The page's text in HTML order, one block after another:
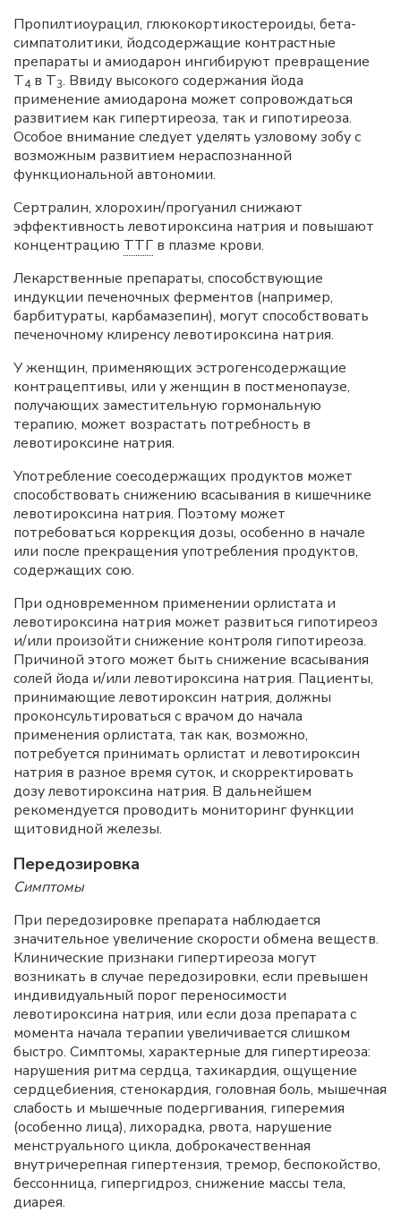
Пропилтиоурацил, глюкокортикостероиды, бета-
симпатолитики, йодсодержащие контрастные
препараты и амиодарон ингибируют превращение
Т4в Т3. Ввиду высокого содержания йода
применение амиодарона может сопровождаться
развитием как гипертиреоза, так и гипотиреоза.
Особое внимание следует уделять узловому зобу с
возможным развитием нераспознанной
функциональной автономии.
Сертралин, хлорохин/прогуанил снижают
эффективность левотироксина натрия и повышают
концентрацию ТТГ в плазме крови.
Лекарственные препараты, способствующие
индукции печеночных ферментов (например,
барбитураты, карбамазепин), могут способствовать
печеночному клиренсу левотироксина натрия.
У женщин, применяющих эстрогенсодержащие
контрацептивы, или у женщин в постменопаузе,
получающих заместительную гормональную
терапию, может возрастать потребность в
левотироксине натрия.
Употребление соесодержащих продуктов может
способствовать снижению всасывания в кишечнике
левотироксина натрия. Поэтому может
потребоваться коррекция дозы, особенно в начале
или после прекращения употребления продуктов,
содержащих сою.
При одновременном применении орлистата и
левотироксина натрия может развиться гипотиреоз
и/или произойти снижение контроля гипотиреоза.
Причиной этого может быть снижение всасывания
солей йода и/или левотироксина натрия. Пациенты,
принимающие левотироксин натрия, должны
проконсультироваться с врачом до начала
применения орлистата, так как, возможно,
потребуется принимать орлистат и левотироксин
натрия в разное время суток, и скорректировать
дозу левотироксина натрия. В дальнейшем
рекомендуется проводить мониторинг функции
щитовидной железы.
Передозировка
Симптомы
При передозировке препарата наблюдается
значительное увеличение скорости обмена веществ.
Клинические признаки гипертиреоза могут
возникать в случае передозировки, если превышен
индивидуальный порог переносимости
левотироксина натрия, или если доза препарата с
момента начала терапии увеличивается слишком
быстро. Симптомы, характерные для гипертиреоза:
нарушения ритма сердца, тахикардия, ощущение
сердцебиения, стенокардия, головная боль, мышечная
слабость и мышечные подергивания, гиперемия
(особенно лица), лихорадка, рвота, нарушение
менструального цикла, доброкачественная
внутричерепная гипертензия, тремор, беспокойство,
бессонница, гипергидроз, снижение массы тела,
диарея.